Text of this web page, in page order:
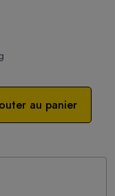
au panier